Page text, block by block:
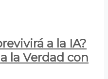
a la IA?
la Verdad con